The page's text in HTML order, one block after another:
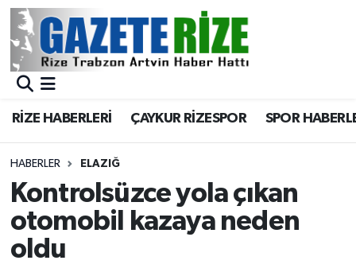
RİZE HABERLERİ ÇAYKUR RİZESPOR SPOR
HABERLER ELAZIĞ
Kontrolsüzce yola çıkan
otomobil kazaya neden
oldu
BÖLGEMİZ
Asayiş
Rize Jandarma Komutanlığı
Bilim Teknoloji
Merkez Nöbetçi Eczaneler
Merkez Trafik Yoğunluk Haritası
Süper Lig Puan Durumu ve Fikstür
Tüm Manşetler